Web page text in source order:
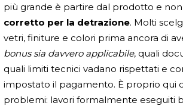
più grande è partire dal prodotto e
corretto per la detrazione. Molti
vetri, finiture e colori prima ancora di
bonus sia davvero applicabile, quali
quali limiti tecnici vadano rispettati e
impostato il pagamento. È proprio qui
problemi: lavori formalmente eseguiti